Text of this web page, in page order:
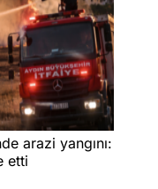
arazi yangını:
etti